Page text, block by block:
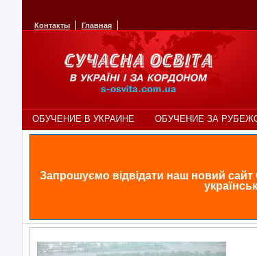
Контакты Главная
ОБУЧЕНИЕ В УКРАИНЕ ОБУЧЕНИЕ ЗА
Запрошуємо відвідати наш новий